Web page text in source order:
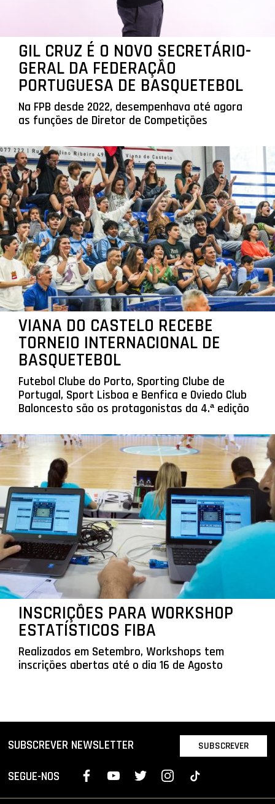
GIL CRUZ É O NOVO SECRETÁRIO-
GERAL DA FEDERAÇÃO
PORTUGUESA DE BASQUETEBOL
Na FPB desde 2022, desempenhava até agora
as funções de Diretor de Competições
VIANA DO CASTELO RECEBE
TORNEIO INTERNACIONAL DE
BASQUETEBOL
Futebol Clube do Porto, Sporting Clube de
Portugal, Sport Lisboa e Benfica e Oviedo Club
Baloncesto são os protagonistas da 4.ª edição
INSCRIÇÕES PARA WORKSHOP
ESTATÍSTICOS FIBA
Realizados em Setembro, Workshops tem
inscrições abertas até o dia 16 de Agosto
SUBSCREVER NEWSLETTER SUBSCREVER
SEGUE-NOS